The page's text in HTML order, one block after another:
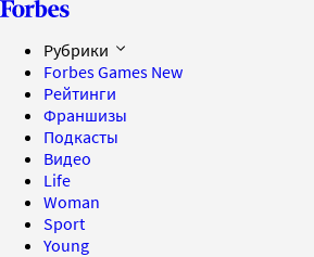
Рубрики
Forbes Games New
Рейтинги
Франшизы
Подкасты
Видео
Life
Woman
Sport
Young